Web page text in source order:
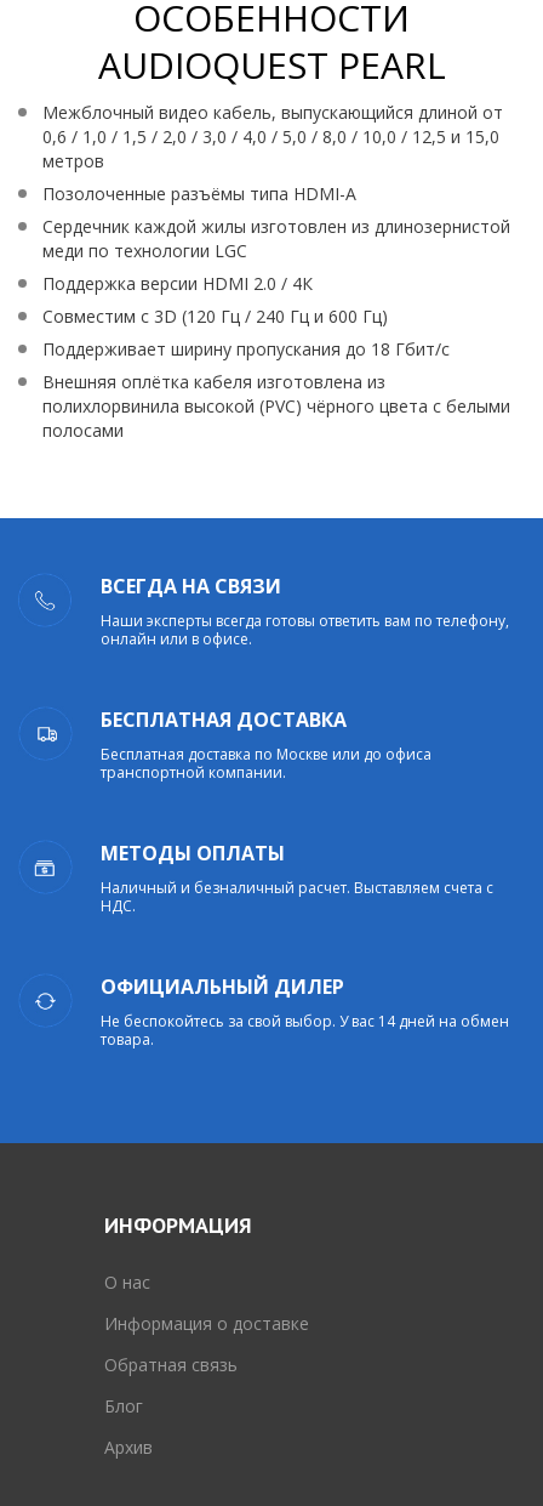
ОСОБЕННОСТИ
AUDIOQUEST PEARL
Межблочный видео кабель, выпускающийся длиной от
0,6 / 1,0 / 1,5 / 2,0 / 3,0 / 4,0 / 5,0 / 8,0 / 10,0 / 12,5 и 15,0
метров
Позолоченные разъёмы типа HDMI-A
Сердечник каждой жилы изготовлен из длинозернистой
меди по технологии LGC
Поддержка версии HDMI 2.0 / 4К
Совместим с 3D (120 Гц / 240 Гц и 600 Гц)
Поддерживает ширину пропускания до 18 Гбит/с
Внешняя оплётка кабеля изготовлена из
полихлорвинила высокой (PVC) чёрного цвета с белыми
полосами
ВСЕГДА НА СВЯЗИ
Наши эксперты всегда готовы ответить вам по телефону,
онлайн или в офисе.
БЕСПЛАТНАЯ ДОСТАВКА
Бесплатная доставка по Москве или до офиса
транспортной компании.
МЕТОДЫ ОПЛАТЫ
Наличный и безналичный расчет. Выставляем счета с
НДС.
ОФИЦИАЛЬНЫЙ ДИЛЕР
Не беспокойтесь за свой выбор. У вас 14 дней на обмен
товара.
ИНФОРМАЦИЯ
O нас
Информация о доставке
Обратная связь
Блог
Архив